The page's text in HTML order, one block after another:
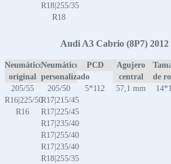
R18|255/35
R18
Audi A3 Cabrio (8P7)
Neumático
original
Neumático
personalizado
PCD
Agujero
central
de
205/55
R16|225/50
R16
205/50
R17|215/45
R17|225/45
R17|235/40
R17|255/40
R17|235/40
R18|255/35
5*112 57,1 mm